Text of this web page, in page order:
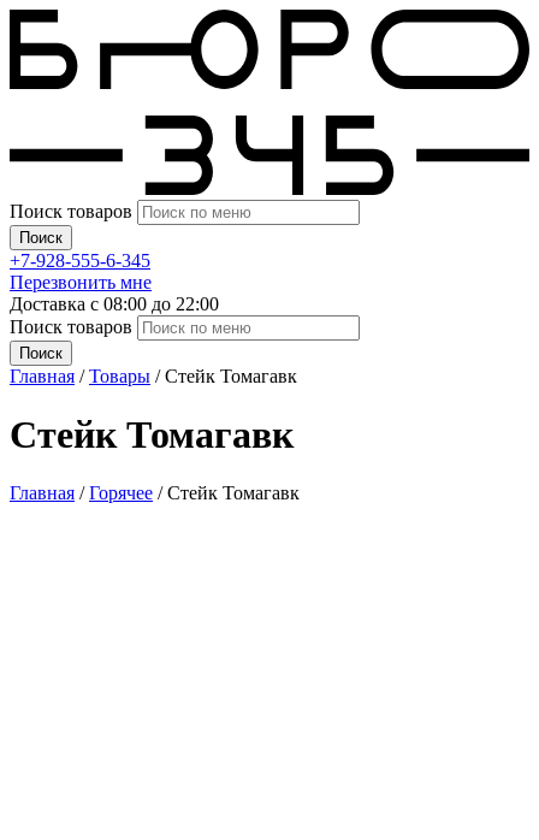
Поиск товаров
Поиск
+7-928-555-6-345
Перезвонить мне
Доставка с 08:00 до 22:00
Поиск товаров
Поиск
Главная /Товары /Стейк Томагавк
Стейк Томагавк
Главная /Горячее / Стейк Томагавк